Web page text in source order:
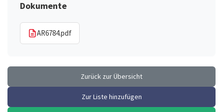
Dokumente
AR6784.pdf
Zurück zur Übersicht
Zur Liste hinzufügen